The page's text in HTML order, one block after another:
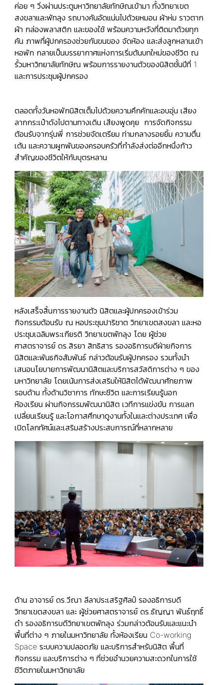
ค่อย ๆ วิ่งผ่านประตูมหาวิทยาลัยทักษิณเข้ามา ทั้งวิทยาเขต
สงขลาและพัทลุง รถบางคันอัดแน่นไปด้วยหมอน ผ้าห่ม ราวตาก
ผ้า กล่องพลาสติก และของใช้ พร้อมความหวังที่ติดมาด้วยทุก
คัน ภาพที่ผู้ปกครองช่วยกันขนของ จัดห้อง และส่งลูกหลานเข้า
หอพัก กลายเป็นบรรยากาศแห่งการเริ่มต้นบทใหม่ของชีวิต ณ
รั้วมหาวิทยาลัยทักษิณ พร้อมการรายงานตัวของนิสิตชั้นปีที่ 1
และการประชุมผู้ปกครอง
ตลอดทั้งวันหอพักนิสิตเต็มไปด้วยความคึกคักและอบอุ่น เสียง
ลากกระเป๋าดังไปตามทางเดิน เสียงพูดคุย การจัดกิจกรรม
ต้อนรับจากรุ่นพี่ การช่วยจัดเตรียม ท่ามกลางรอยยิ้ม ความตื่น
เต้น และความผูกพันของครอบครัวที่กำลังส่งต่ออีกหนึ่งก้าว
สำคัญของชีวิตให้กับบุตรหลาน
หลังเสร็จสิ้นการรายงานตัว นิสิตและผู้ปกครองเข้าร่วม
กิจกรรมต้อนรับ ณ หอประชุมปาริชาต วิทยาเขตสงขลา และหอ
ประชุมเฉลิมพระเกียรติ วิทยาเขตพัทลุง โดย ผู้ช่วย
ศาสตราจารย์ ดร.สิรยา สิทธิสาร รองอธิการบดีฝ่ายกิจการ
นิสิตและพันธกิจสัมพันธ์ กล่าวต้อนรับผู้ปกครอง รวมทั้งนำ
เสนอนโยบายการพัฒนานิสิตและบริการสวัสดิการต่าง ๆ ของ
มหาวิทยาลัย โดยเน้นการส่งเสริมให้นิสิตได้พัฒนาศักยภาพ
รอบด้าน ทั้งด้านวิชาการ ทักษะชีวิต และการเรียนรู้นอก
ห้องเรียน ผ่านกิจกรรมพัฒนานิสิต เวทีการแข่งขัน การแลก
เปลี่ยนเรียนรู้ และโอกาสศึกษาดูงานทั้งในและต่างประเทศ เพื่อ
เปิดโลกทัศน์และเสริมสร้างประสบการณ์ที่หลากหลาย
ด้าน อาจารย์ ดร.วีณา ลีลาประเสริฐศิลป์ รองอธิการบดี
วิทยาเขตสงขลา และ ผู้ช่วยศาสตราจารย์ ดร.ธัญญา พันธ์ฤทธิ์
ดำ รองอธิการบดีวิทยาเขตพัทลุง ร่วมกล่าวต้อนรับและแนะนำ
พื้นที่ต่าง ๆ ภายในมหาวิทยาลัย ทั้งห้องเรียน Co-working
Space ระบบความปลอดภัย และบริการสำหรับนิสิต พื้นที่
กิจกรรม และบริการต่าง ๆ ที่ช่วยอำนวยความสะดวกในการใช้
ชีวิตภายในมหาวิทยาลัย